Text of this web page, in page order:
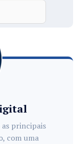
principais
com uma